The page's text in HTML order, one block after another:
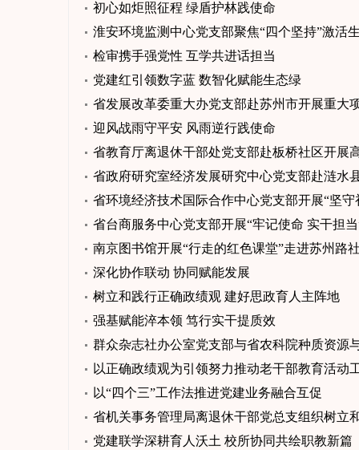
初心如炬照征程 绿盾护林践使命
淮安环境监测中心党支部聚焦“四个坚持”激活
检审携手强党性 互学共进话担当
党建红引领数字蓝 数智化赋能生态绿
省发展改革委重大办党支部赴苏州市开展重大
迎风战雨守平安 风雨逆行践使命
省教育厅离退休干部处党支部赴板桥社区开展
省政府研究室经济发展研究中心党支部赴涟水
省环境经济技术国际合作中心党支部开展“坚
省台商服务中心党支部开展“牢记使命 实干担
南京图书馆开展“行走的红色课堂”走进苏州路
深化协作联动 协同赋能发展
树立和践行正确政绩观 建好思政育人主阵地
强基赋能淬本领 笃行实干提质效
群众杂志社办公室党支部与省农科院种质资源
以正确政绩观为引领努力推动老干部教育活动
以“四个三”工作法推进党建业务融合互促
省机关事务管理局离退休干部党总支组织树立
党建联学深耕育人沃土 校所协同共绘职教新篇